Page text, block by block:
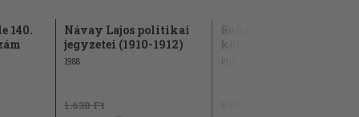
140.
Návay Lajos politikai
jegyzetei (1910-1912)
1988
1.630 Ft
Budapesti Szemle 154.
kötet 436-438. szám